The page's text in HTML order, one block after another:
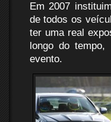
Em 2007
de todos os
ter uma real
longo do tempo,
evento.